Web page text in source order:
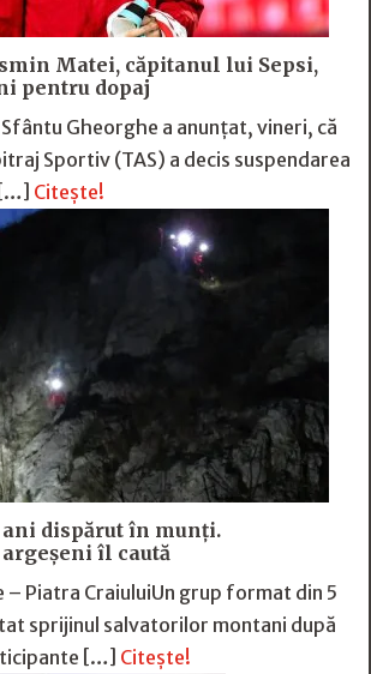
Matei, căpitanul lui Sepsi,
pentru dopaj
Sfântu Gheorghe a anunțat, vineri, că
Sportiv (TAS) a decis suspendarea
Citește!
ani dispărut în munți.
îl caută
Piatra CraiuluiUn grup format din 5
sprijinul salvatorilor montani după
[…] Citește!